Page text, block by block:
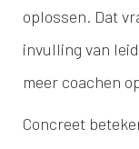
oplossen. Dat
invulling van
meer coachen
Concreet